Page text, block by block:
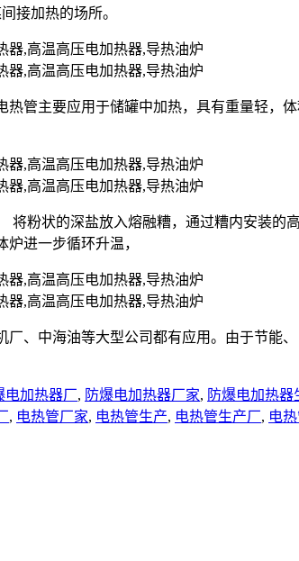
接加热的场所。
管主要应用于储罐中加热，具有重量轻，
粉状的深盐放入熔融糟，通过糟内安装的
进一步循环升温，
、中海油等大型公司都有应用。由于节能
电加热器厂, 防爆电加热器厂家, 防爆电加热器
, 电热管厂家, 电热管生产, 电热管生产厂, 电